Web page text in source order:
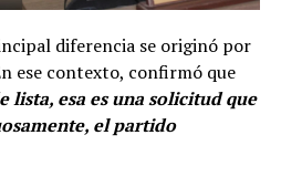
diferencia se originó por
ese contexto, confirmó que
lista, esa es una solicitud que
el partido